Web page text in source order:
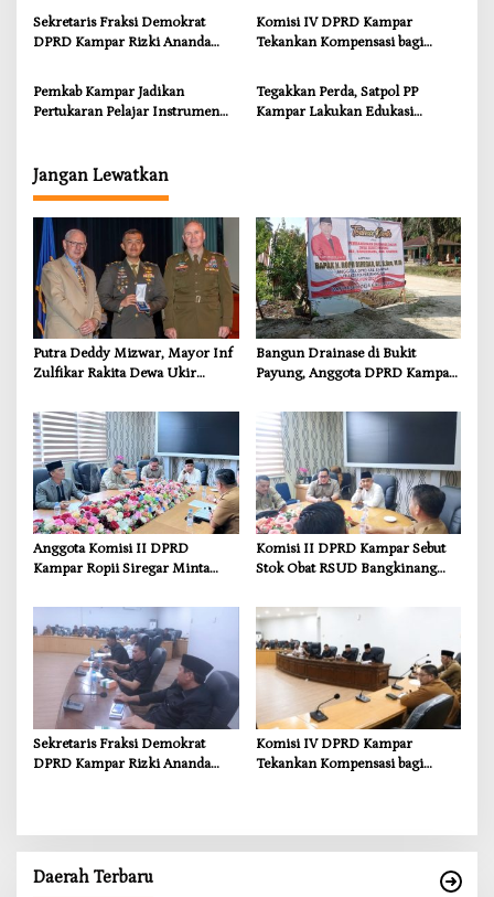
Ancaman Kekosongan Obat
demi Wujudkan Kampar Dihati
Sekretaris Fraksi Demokrat
DPRD Kampar Rizki Ananda
dan Kompensasi untuk Warga
Sungai Tapung
Komisi IV DPRD Kampar
Tekankan Kompensasi bagi
Pemkab Kampar Jadikan
Pertukaran Pelajar Instrumen
Tegakkan Perda, Satpol PP
Kampar Lakukan Edukasi
Jangan Lewatkan
Putra Deddy Mizwar, Mayor Inf
Zulfikar Rakita Dewa Ukir
Serikat
Bangun Drainase di Bukit
Payung, Anggota DPRD Kampar
Infrastruktur yang Menyentuh
Kebutuhan Dasar
Anggota Komisi II DPRD
Kampar Ropii Siregar Minta
Ancaman Kekosongan Obat
demi Wujudkan Kampar Dihati
Komisi II DPRD Kampar Sebut
Stok Obat RSUD Bangkinang
Sekretaris Fraksi Demokrat
DPRD Kampar Rizki Ananda
Komisi IV DPRD Kampar
Tekankan Kompensasi bagi
Daerah Terbaru